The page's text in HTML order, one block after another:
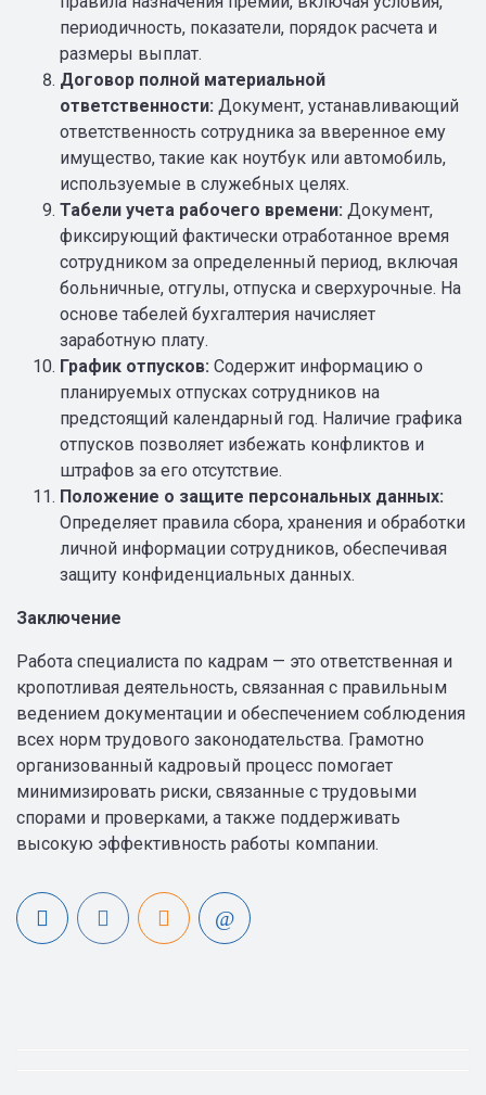
периодичность, показатели, порядок расчета и
размеры выплат.
Договор полной материальной
ответственности: Документ, устанавливающий
ответственность сотрудника за вверенное ему
имущество, такие как ноутбук или автомобиль,
используемые в служебных целях.
Табели учета рабочего времени: Документ,
фиксирующий фактически отработанное время
сотрудником за определенный период, включая
больничные, отгулы, отпуска и сверхурочные. На
основе табелей бухгалтерия начисляет
заработную плату.
График отпусков: Содержит информацию о
планируемых отпусках сотрудников на
предстоящий календарный год. Наличие графика
отпусков позволяет избежать конфликтов и
штрафов за его отсутствие.
Положение о защите персональных данных:
Определяет правила сбора, хранения и обработки
личной информации сотрудников, обеспечивая
защиту конфиденциальных данных.
Заключение
Работа специалиста по кадрам — это ответственная и
кропотливая деятельность, связанная с правильным
ведением документации и обеспечением соблюдения
всех норм трудового законодательства. Грамотно
организованный кадровый процесс помогает
минимизировать риски, связанные с трудовыми
спорами и проверками, а также поддерживать
высокую эффективность работы компании.